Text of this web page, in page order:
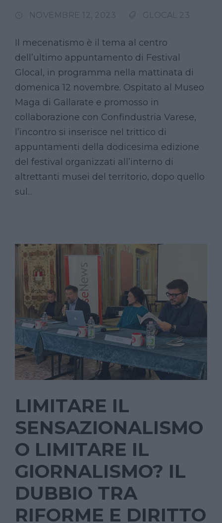
NOVEMBRE 12, 2023 GLOCAL 23
Il mecenatismo è il tema al centro
dell’ultimo appuntamento di Festival
Glocal, in programma nella mattinata di
domenica 12 novembre. Ospitato al Museo
Maga di Gallarate e promosso in
collaborazione con Confindustria Varese,
l’incontro si inserisce nel trittico di
appuntamenti della dodicesima edizione
del festival organizzati all’interno di
altrettanti musei del territorio, dopo quello
sul...
LIMITARE IL
SENSAZIONALISMO
O LIMITARE IL
GIORNALISMO? IL
DUBBIO TRA
RIFORME E DIRITTO